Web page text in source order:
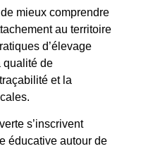
mieux comprendre
au territoire
d’élevage
qualité de
et la
s’inscrivent
éducative autour de